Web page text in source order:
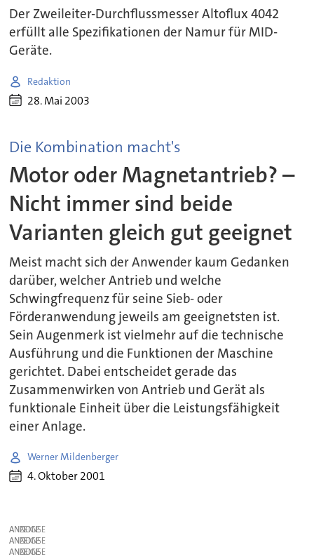
Der Zweileiter-Durchflussmesser Altoflux 4042
erfüllt alle Spezifikationen der Namur für MID-
Geräte.
Redaktion
28. Mai 2003
Die Kombination macht's
Motor oder Magnetantrieb? –
Nicht immer sind beide
Varianten gleich gut geeignet
Meist macht sich der Anwender kaum Gedanken
darüber, welcher Antrieb und welche
Schwingfrequenz für seine Sieb- oder
Förderanwendung jeweils am geeignetsten ist.
Sein Augenmerk ist vielmehr auf die technische
Ausführung und die Funktionen der Maschine
gerichtet. Dabei entscheidet gerade das
Zusammenwirken von Antrieb und Gerät als
funktionale Einheit über die Leistungsfähigkeit
einer Anlage.
Werner Mildenberger
4. Oktober 2001
ANZEIGE
ANZEIGE
ANZEIGE